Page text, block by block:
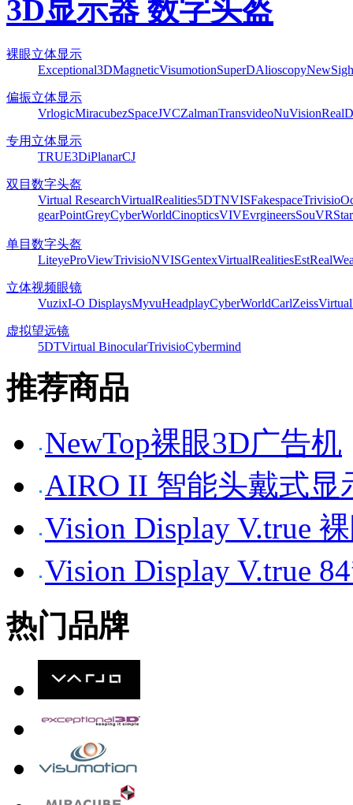
3D显示器 数字头盔
裸眼立体显示
Exceptional3DMagneticVisumotionSuperDAlioscopy
偏振立体显示
VrlogicMiracubezSpaceJVCZalmanTransvideoNuVisionRealD
专用立体显示
TRUE3DiPlanarCJ
双目数字头盔
Virtual ResearchVirtualRealities5DTNVISFakespaceTrivisio
gearPointGreyCyberWorldCinopticsVIVEvrgineersSouVR
单目数字头盔
LiteyeProViewTrivisioNVISGentexVirtualRealitiesEst
立体视频眼镜
VuzixI-O DisplaysMyvuHeadplayCyberWorldCarlZeiss
虚拟望远镜
5DTVirtual BinocularTrivisioCybermind
推荐商品
NewTop裸眼3D广告机
AIRO II 智能头戴式显
Vision Display V.true
Vision Display V.true
热门品牌